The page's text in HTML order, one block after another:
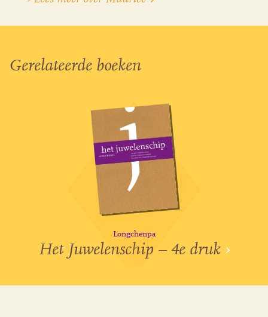
Gerelateerde boeken
Longchenpa
Het Juwelenschip – 4e druk ›